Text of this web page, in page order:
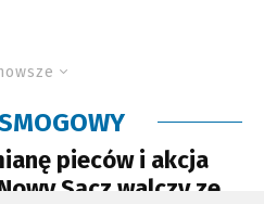
pieców i akcja
Sącz walczy ze